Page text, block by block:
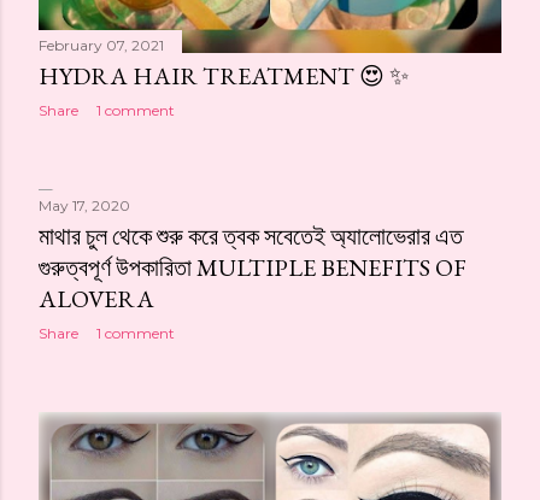
February 07, 2021
HYDRA HAIR TREATMENT 😍 ✨
Share 1 comment
May 17, 2020
মাথার চুল থেকে শুরু করে ত্বক সবেতেই অ্যালোভেরার এত
গুরুত্বপূর্ণ উপকারিতা MULTIPLE BENEFITS OF
ALOVERA
Share 1 comment